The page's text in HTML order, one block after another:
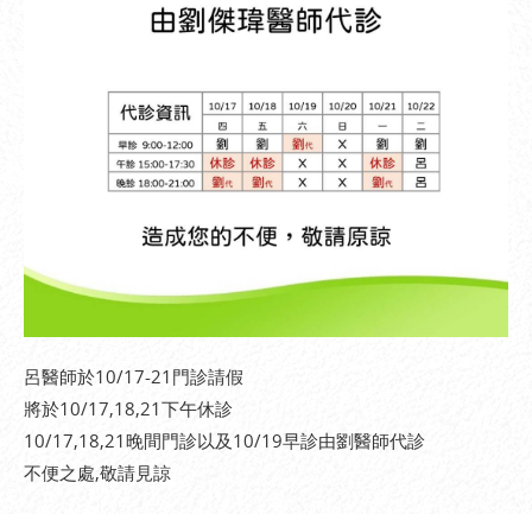
呂醫師於10/17-21門診請假
將於10/17,18,21下午休診
10/17,18,21晚間門診以及10/19早診由劉醫師代診
不便之處,敬請見諒